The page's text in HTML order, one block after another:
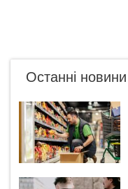
Останні новини